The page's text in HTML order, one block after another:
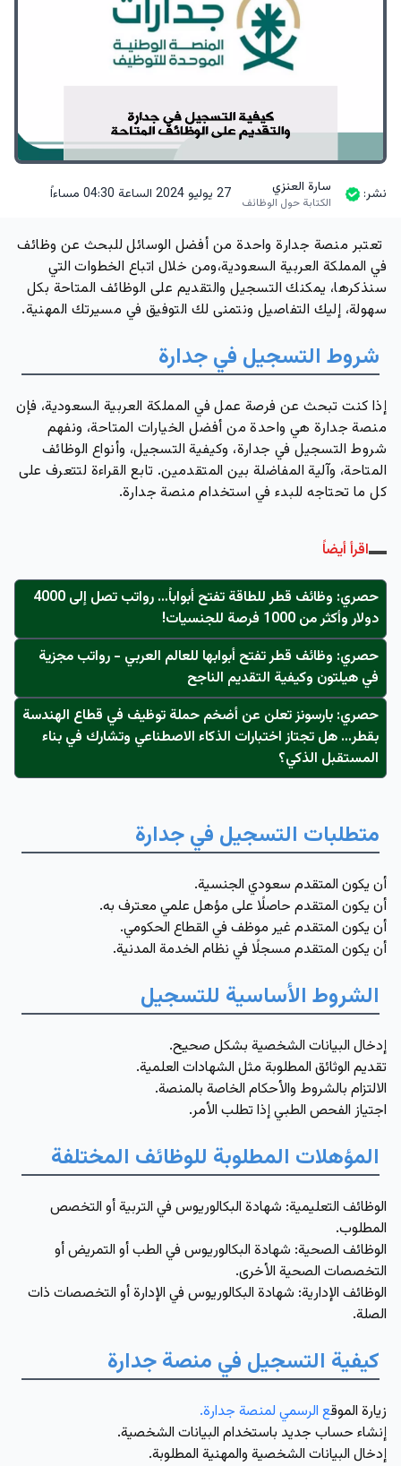
نشر: سارة العنزي
الكتابة حول الوظائف 27 يوليو 2024 الساعة 04:30 مساءاً
تعتبر منصة جدارة واحدة من أفضل الوسائل للبحث عن وظائف
في المملكة العربية السعودية،ومن خلال اتباع الخطوات التي
سنذكرها، يمكنك التسجيل والتقديم على الوظائف المتاحة بكل
سهولة، إليك التفاصيل ونتمنى لك التوفيق في مسيرتك المهنية.
شروط التسجيل في جدارة
إذا كنت تبحث عن فرصة عمل في المملكة العربية السعودية، فإن
منصة جدارة هي واحدة من أفضل الخيارات المتاحة، ونفهم
شروط التسجيل في جدارة، وكيفية التسجيل، وأنواع الوظائف
المتاحة، وآلية المفاضلة بين المتقدمين. تابع القراءة لتتعرف على
كل ما تحتاجه للبدء في استخدام منصة جدارة.
اقرأ أيضاً
حصري: وظائف قطر للطاقة تفتح أبواباً… رواتب تصل إلى 4000
دولار وأكثر من 1000 فرصة للجنسيات!
حصري: وظائف قطر تفتح أبوابها للعالم العربي - رواتب مجزية
في هيلتون وكيفية التقديم الناجح
حصري: بارسونز تعلن عن أضخم حملة توظيف في قطاع الهندسة
بقطر… هل تجتاز اختبارات الذكاء الاصطناعي وتشارك في بناء
المستقبل الذكي؟
متطلبات التسجيل في جدارة
أن يكون المتقدم سعودي الجنسية.
أن يكون المتقدم حاصلًا على مؤهل علمي معترف به.
أن يكون المتقدم غير موظف في القطاع الحكومي.
أن يكون المتقدم مسجلًا في نظام الخدمة المدنية.
الشروط الأساسية للتسجيل
إدخال البيانات الشخصية بشكل صحيح.
تقديم الوثائق المطلوبة مثل الشهادات العلمية.
الالتزام بالشروط والأحكام الخاصة بالمنصة.
اجتياز الفحص الطبي إذا تطلب الأمر.
المؤهلات المطلوبة للوظائف المختلفة
الوظائف التعليمية: شهادة البكالوريوس في التربية أو التخصص
المطلوب.
الوظائف الصحية: شهادة البكالوريوس في الطب أو التمريض أو
التخصصات الصحية الأخرى.
الوظائف الإدارية: شهادة البكالوريوس في الإدارة أو التخصصات ذات
الصلة.
كيفية التسجيل في منصة جدارة
زيارة الموقع الرسمي لمنصة جدارة.
إنشاء حساب جديد باستخدام البيانات الشخصية.
إدخال البيانات الشخصية والمهنية المطلوبة.